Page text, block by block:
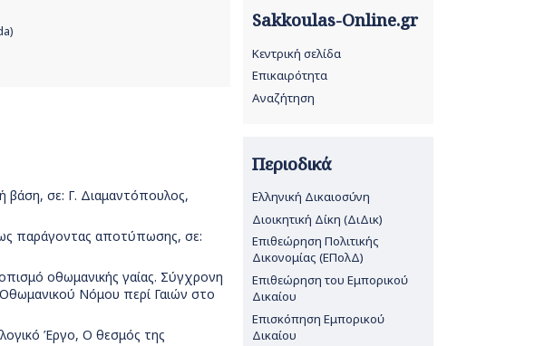
βάση, σε: Γ. Διαμαντόπουλος,
παράγοντας αποτύπωσης, σε:
οθωμανικής γαίας. Σύγχρονη
Νόμου περί Γαιών στο
Έργο, Ο θεσμός της
Sakkoulas-Online.gr
Κεντρική σελίδα
Επικαιρότητα
Αναζήτηση
Περιοδικά
Ελληνική Δικαιοσύνη
Διοικητική Δίκη (ΔιΔικ)
Επιθεώρηση Πολιτικής
Δικονομίας (ΕΠολΔ)
Επιθεώρηση του Εμπορικού
Δικαίου
Επισκόπηση Εμπορικού
Δικαίου